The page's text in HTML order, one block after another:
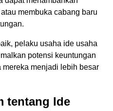
membuka cabang baru
pelaku usaha ide usaha
potensi keuntungan
menjadi lebih besar
tentang Ide